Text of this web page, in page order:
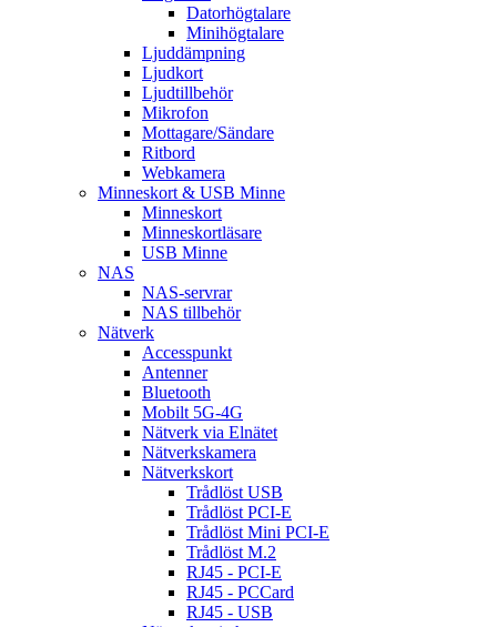
Datorhögtalare
Minihögtalare
Ljuddämpning
Ljudkort
Ljudtillbehör
Mikrofon
Mottagare/Sändare
Ritbord
Webkamera
Minneskort & USB Minne
Minneskort
Minneskortläsare
USB Minne
NAS
NAS-servrar
NAS tillbehör
Nätverk
Accesspunkt
Antenner
Bluetooth
Mobilt 5G-4G
Nätverk via Elnätet
Nätverkskamera
Nätverkskort
Trådlöst USB
Trådlöst PCI-E
Trådlöst Mini PCI-E
Trådlöst M.2
RJ45 - PCI-E
RJ45 - PCCard
RJ45 - USB